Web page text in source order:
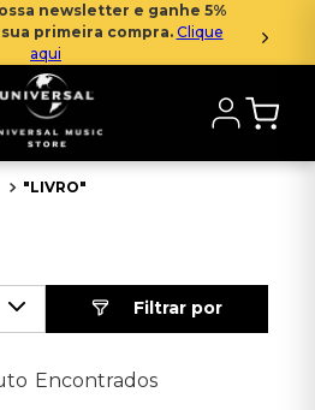
newsletter e ganhe 5%
primeira compra. Clique
aqui
LIVRO